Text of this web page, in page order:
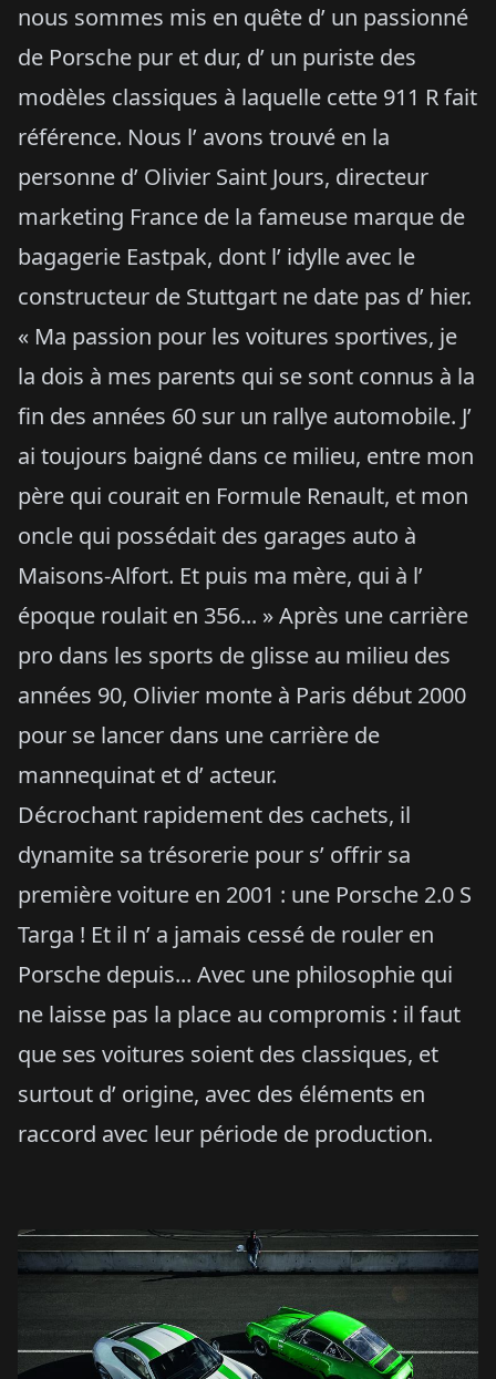
nous sommes mis en quête d’ un passionné
de Porsche pur et dur, d’ un puriste des
modèles classiques à laquelle cette 911 R fait
référence. Nous l’ avons trouvé en la
personne d’ Olivier Saint Jours, directeur
marketing France de la fameuse marque de
bagagerie Eastpak, dont l’ idylle avec le
constructeur de Stuttgart ne date pas d’ hier.
« Ma passion pour les voitures sportives, je
la dois à mes parents qui se sont connus à la
fin des années 60 sur un rallye automobile. J’
ai toujours baigné dans ce milieu, entre mon
père qui courait en Formule Renault, et mon
oncle qui possédait des garages auto à
Maisons-Alfort. Et puis ma mère, qui à l’
époque roulait en 356... » Après une carrière
pro dans les sports de glisse au milieu des
années 90, Olivier monte à Paris début 2000
pour se lancer dans une carrière de
mannequinat et d’ acteur.
Décrochant rapidement des cachets, il
dynamite sa trésorerie pour s’ offrir sa
première voiture en 2001 : une Porsche 2.0 S
Targa ! Et il n’ a jamais cessé de rouler en
Porsche depuis... Avec une philosophie qui
ne laisse pas la place au compromis : il faut
que ses voitures soient des classiques, et
surtout d’ origine, avec des éléments en
raccord avec leur période de production.